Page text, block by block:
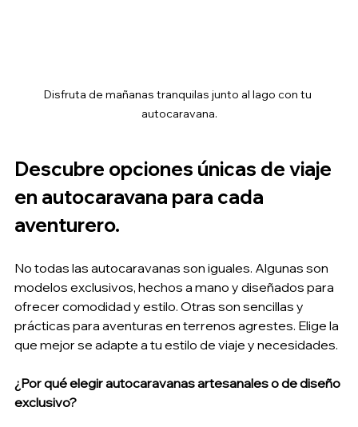
Disfruta de mañanas tranquilas junto al lago con tu
autocaravana.
Descubre opciones únicas de viaje
en autocaravana para cada
aventurero.
No todas las autocaravanas son iguales. Algunas son
modelos exclusivos, hechos a mano y diseñados para
ofrecer comodidad y estilo. Otras son sencillas y
prácticas para aventuras en terrenos agrestes. Elige la
que mejor se adapte a tu estilo de viaje y necesidades.
¿Por qué elegir autocaravanas artesanales o de diseño
exclusivo?